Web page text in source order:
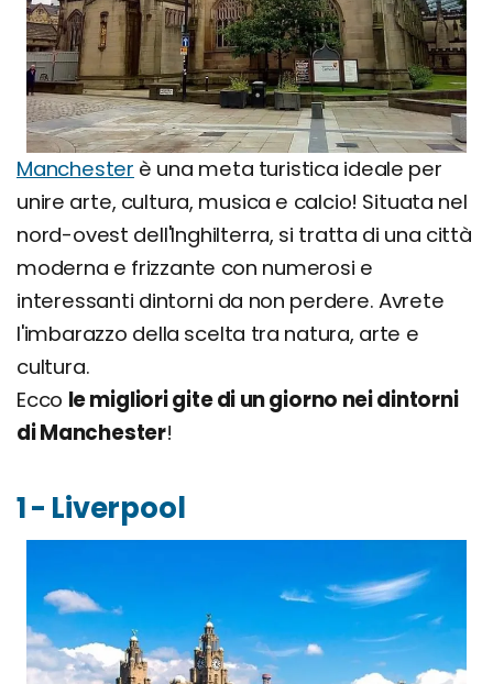
Manchester è una meta turistica ideale per
unire arte, cultura, musica e calcio! Situata nel
nord-ovest dell'Inghilterra, si tratta di una città
moderna e frizzante con numerosi e
interessanti dintorni da non perdere. Avrete
l'imbarazzo della scelta tra natura, arte e
cultura.
Ecco le migliori gite di un giorno nei dintorni
di Manchester!
1 - Liverpool